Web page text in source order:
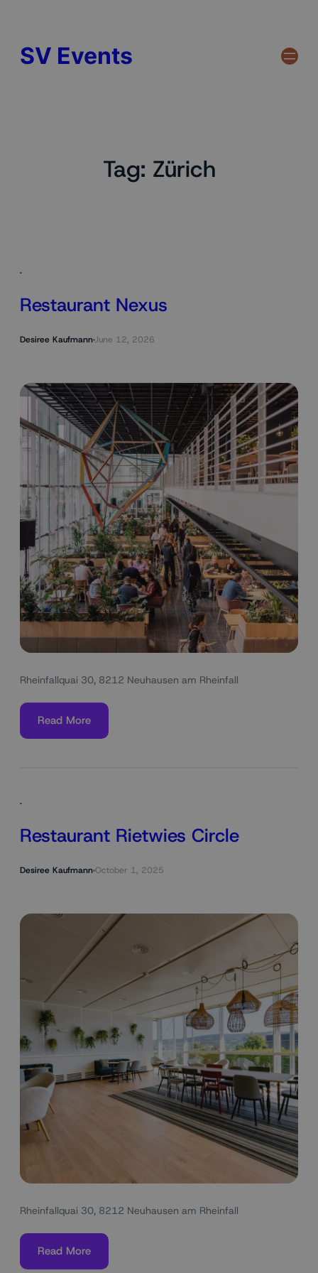
SV Events
Tag: Zürich
.
Restaurant Nexus
Desiree KaufmannJune 12, 2026
Rheinfallquai 30, 8212 Neuhausen am Rheinfall
Read More
.
Restaurant Rietwies Circle
Desiree KaufmannOctober 1, 2025
Rheinfallquai 30, 8212 Neuhausen am Rheinfall
Read More